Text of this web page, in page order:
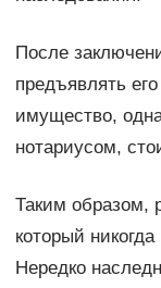
После
предъявлять
имущество,
нотариусом,
Таким образом,
который
Нередко